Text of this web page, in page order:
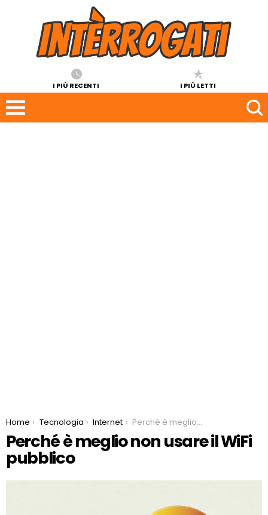
I PIÙ RECENTI I PIÙ LETTI
You are here:
Home Tecnologia Internet Perché è meglio non usare il WiFi pubblico
Perché è meglio non usare il WiFi
pubblico